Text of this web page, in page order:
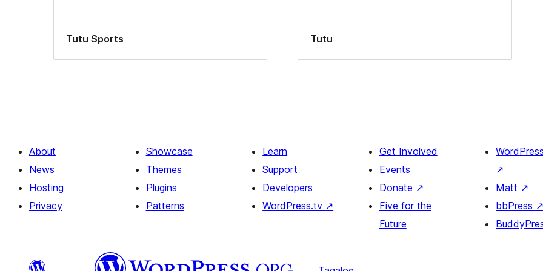
Tutu Sports Tutu
About
News
Hosting
Privacy
Showcase
Themes
Plugins
Patterns
Learn
Support
Developers
WordPress.tv ↗
Get Involved
Events
Donate ↗
Five for the
Future
↗
Matt ↗
bbPress ↗